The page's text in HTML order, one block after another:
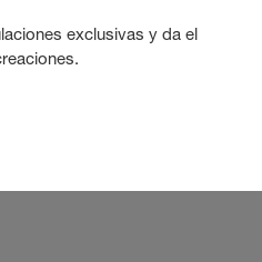
exclusivas y da el